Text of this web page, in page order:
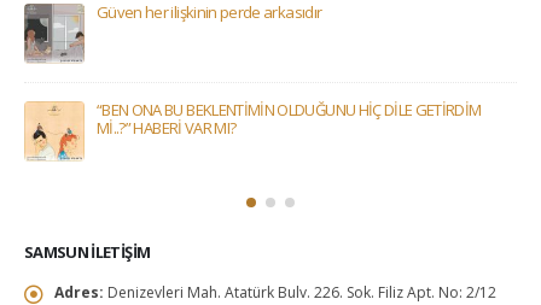
Güven her ilişkinin perde arkasıdır
“BEN ONA BU BEKLENTİMİN OLDUĞUNU HİÇ DİLE GETİRDİM
Mİ..?” HABERİ VAR MI?
SAMSUN İLETIŞIM
Adres: Denizevleri Mah. Atatürk Bulv. 226. Sok. Filiz Apt. No: 2/12